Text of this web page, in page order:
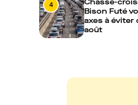
4
Bison Futé
axes à éviter
août